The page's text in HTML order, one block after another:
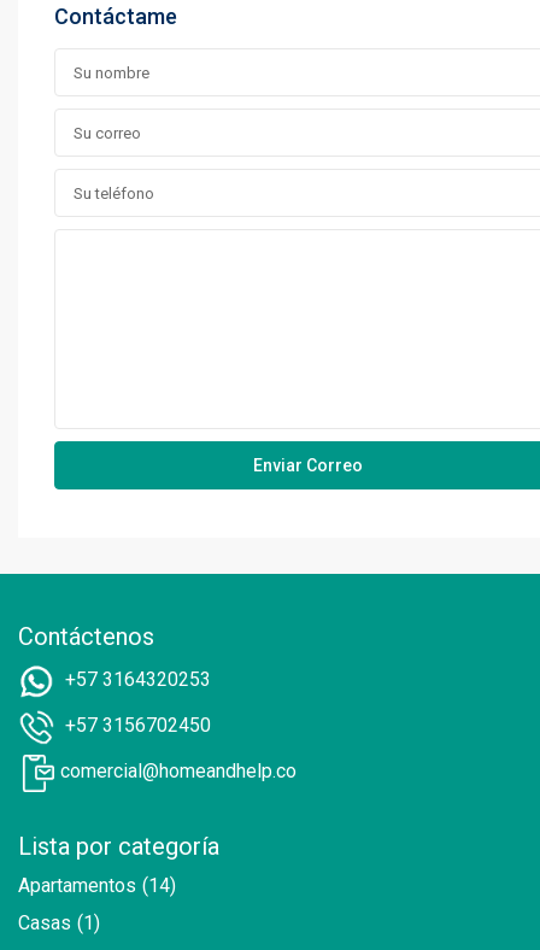
Contáctame
Contáctenos
+57 3164320253
+57 3156702450
comercial@homeandhelp.co
Lista por categoría
Apartamentos (14)
Casas (1)